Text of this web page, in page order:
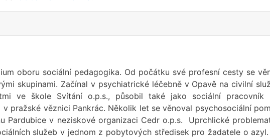
oboru sociální pedagogika. Od počátku své profesní cesty se
skupinami. Začínal v psychiatrické léčebně v Opavě na civilní
ve škole Svítání o.p.s., působil také jako sociální pracovník
pražské věznici Pankrác. Několik let se věnoval psychosociální
Pardubice v neziskové organizaci Cedr o.p.s. Uprchlické
služeb v jednom z pobytových středisek pro žadatele o azyl.